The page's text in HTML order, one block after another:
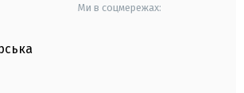
Ми в соцмережах: